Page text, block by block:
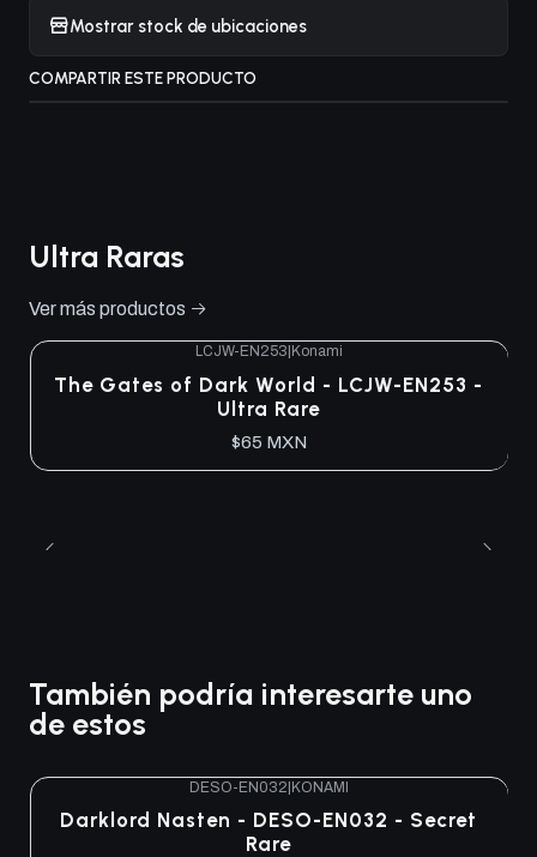
Mostrar stock de ubicaciones
COMPARTIR ESTE PRODUCTO
Ultra Raras
Ver más productos
LCJW-EN253 Konami
The Gates of Dark World - LCJW-EN253 -
Ultra Rare
$65 MXN
También podría interesarte uno
de estos
Agotado
DESO-EN032|KONAMI
Darklord Nasten - DESO-EN032 - Secret
Rare